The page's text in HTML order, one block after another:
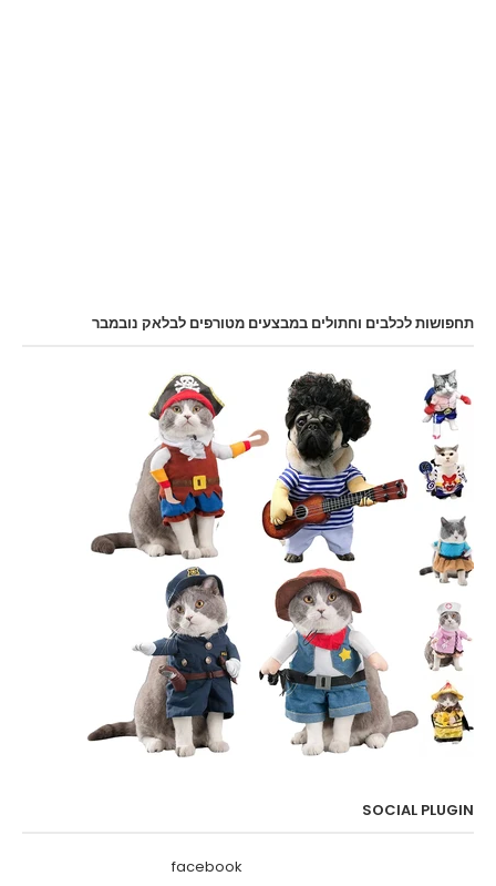
תחפושות לכלבים וחתולים במבצעים מטורפים לבלאק נובמבר
SOCIAL PLUGIN
facebook